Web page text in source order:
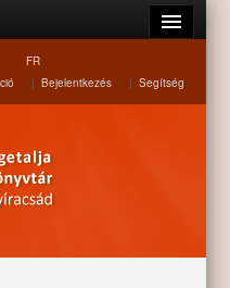
FR
| Bejelentkezés | Segítség